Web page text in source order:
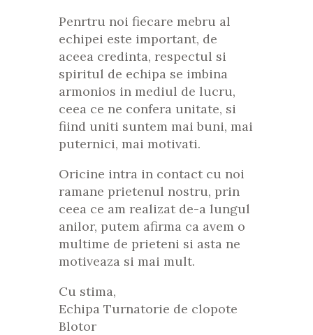
Penrtru noi fiecare mebru al
echipei este important, de
aceea credinta, respectul si
spiritul de echipa se imbina
armonios in mediul de lucru,
ceea ce ne confera unitate, si
fiind uniti suntem mai buni, mai
puternici, mai motivati.
Oricine intra in contact cu noi
ramane prietenul nostru, prin
ceea ce am realizat de-a lungul
anilor, putem afirma ca avem o
multime de prieteni si asta ne
motiveaza si mai mult.
Cu stima,
Echipa Turnatorie de clopote
Blotor